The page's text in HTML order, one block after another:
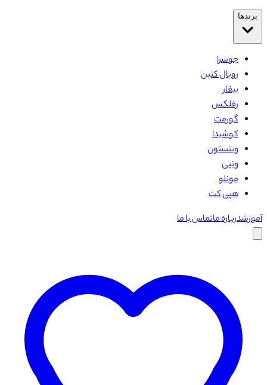
برندها
جوسرا
رویال کنین
بیفار
رفلکس
گورمت
کوشیدا
وینستون
ونپی
مونلو
هپی کت
آموزشدرباره ماتماس با ما